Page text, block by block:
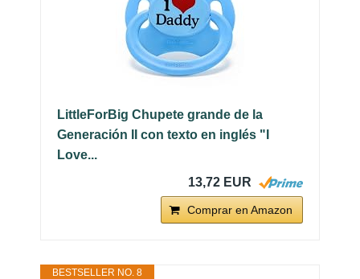
LittleForBig Chupete grande de la
Generación II con texto en inglés "I
Love...
13,72 EUR
Comprar en Amazon
BESTSELLER NO. 8